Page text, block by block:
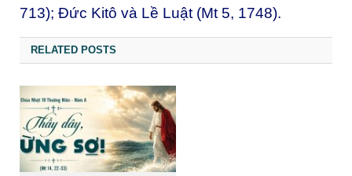
713); Đức Kitô và Lề Luật (Mt 5, 1748).
RELATED POSTS